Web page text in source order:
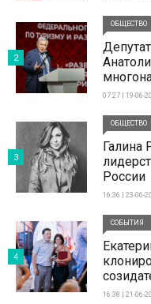
ОБЩЕСТВО
07:27 | 19-06-
2
ОБЩЕСТВО
Галина
России
16:36 | 23-06-
3
СОБЫТИЯ
16:38 | 21-06-
4